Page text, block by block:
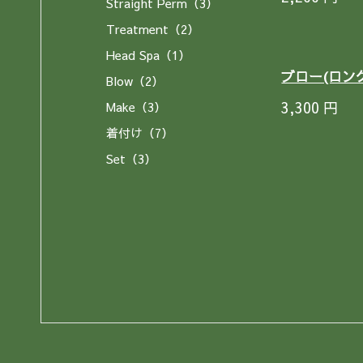
ブロー(ロン
3,300 円
Treatment（2）
Head Spa（1）
Blow（2）
Make（3）
着付け（7）
Set（3）